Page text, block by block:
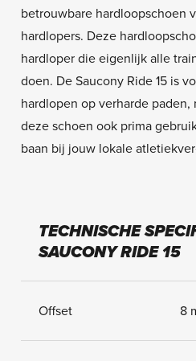
betrouwbare hardloopschoen
hardlopers. Deze
hardloper die eigenlijk alle
doen. De Saucony Ride 15 is
hardlopen op verharde paden,
deze schoen ook prima
baan bij jouw lokale
TECHNISCHE
SAUCONY RIDE 15
Offset 8